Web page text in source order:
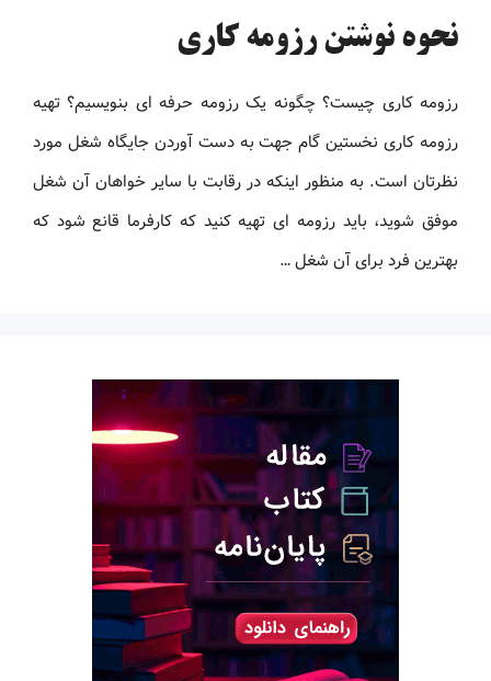
نحوه نوشتن رزومه کاری
رزومه کاری چیست؟ چگونه یک رزومه حرفه ای بنویسیم؟ تهیه
رزومه کاری نخستین گام جهت به دست آوردن جایگاه شغل مورد
نظرتان است. به منظور اینکه در رقابت با سایر خواهان آن شغل
موفق شوید، باید رزومه ‌ای تهیه کنید که کارفرما قانع شود که
بهترین فرد برای آن شغل …